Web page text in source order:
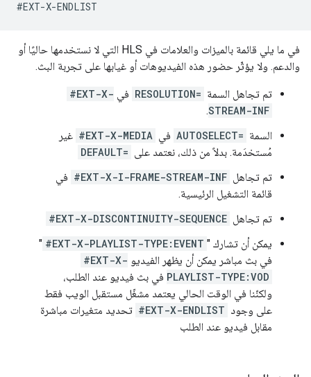
في ما يلي قائمة بالميزات والعلامات في HLS التي لا نستخدمها حاليًا أو
والدعم. ولا يؤثّر حضور هذه الفيديوهات أو غيابها على تجربة البث.
تم تجاهل السمة RESOLUTION= في #EXT-X-
STREAM-INF
.
السمة AUTOSELECT= في #EXT-X-MEDIA غير
مُستخدَمة. بدلاً من ذلك، نعتمد على DEFAULT=
تم تجاهل #EXT-X-I-FRAME-STREAM-INF في
قائمة التشغيل الرئيسية.
تم تجاهل #EXT-X-DISCONTINUITY-SEQUENCE
يمكن أن تشارك " #EXT-X-PLAYLIST-TYPE:EVENT
"
في بث مباشر يمكن أن يظهر الفيديو #EXT-X-
PLAYLIST-TYPE:VOD في بث فيديو عند الطلب،
ولكنّنا في الوقت الحالي يعتمد مشغّل مستقبل الويب فقط
على وجود #EXT-X-ENDLIST تحديد متغيرات مباشرة
مقابل فيديو عند الطلب